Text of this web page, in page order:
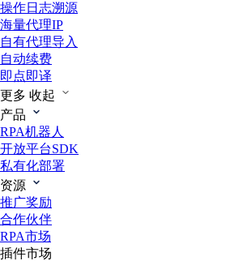
操作日志溯源
海量代理IP
自有代理导入
自动续费
即点即译
更多 收起
产品
RPA机器人
开放平台SDK
私有化部署
资源
推广奖励
合作伙伴
RPA市场
插件市场